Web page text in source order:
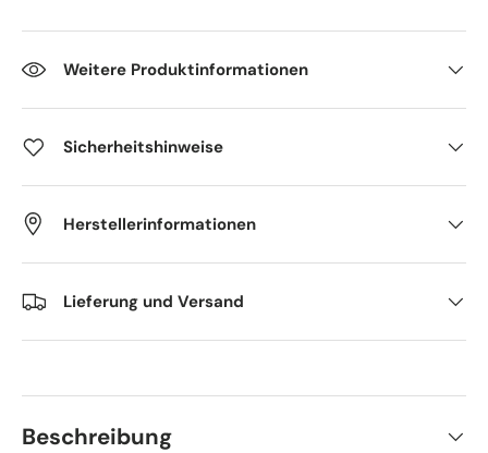
Weitere Produktinformationen
Sicherheitshinweise
Herstellerinformationen
Lieferung und Versand
Beschreibung